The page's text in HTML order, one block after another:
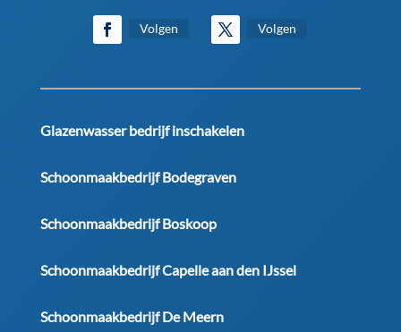
Volgen Volgen
Glazenwasser bedrijf inschakelen
Schoonmaakbedrijf Bodegraven
Schoonmaakbedrijf Boskoop
Schoonmaakbedrijf Capelle aan den IJssel
Schoonmaakbedrijf De Meern